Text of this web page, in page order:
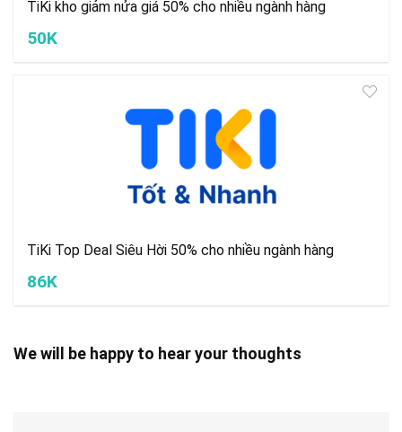
TiKi kho giảm nửa giá 50% cho nhiều ngành hàng
50K
TiKi Top Deal Siêu Hời 50% cho nhiều ngành hàng
86K
We will be happy to hear your thoughts